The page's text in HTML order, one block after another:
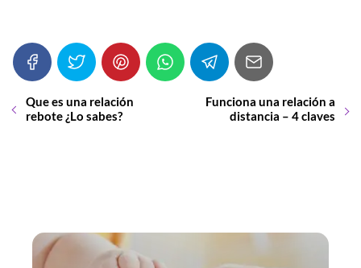
Que es una relación
rebote ¿Lo sabes?
Funciona una relación a
distancia – 4 claves